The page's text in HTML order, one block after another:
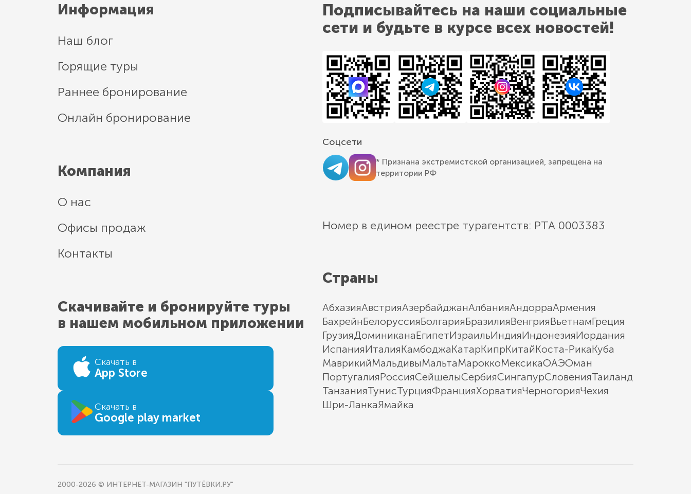
Информация
Наш блог
Горящие туры
Раннее бронирование
Онлайн бронирование
Компания
О нас
Офисы продаж
Контакты
Скачивайте и бронируйте туры
в нашем мобильном приложении
Скачать в
App Store
Скачать в
Google play market
Подписывайтесь на наши социальные
сети и будьте в курсе всех новостей!
Соцсети
* Признана экстремистской организацией, запрещена на
территории РФ
Номер в едином реестре турагентств: РТА 0003383
Страны
АбхазияАвстрияАзербайджанАлбанияАндорраАрмения
БахрейнБелоруссияБолгарияБразилияВенгрияВьетнамГреция
ГрузияДоминиканаЕгипетИзраильИндияИндонезияИордания
ИспанияИталияКамбоджаКатарКипрКитайКоста-РикаКуба
МаврикийМальдивыМальтаМароккоМексикаОАЭОман
ПортугалияРоссияСейшелыСербияСингапурСловенияТаиланд
ТанзанияТунисТурцияФранцияХорватияЧерногорияЧехия
Шри-ЛанкаЯмайка
2000-2026 © ИНТЕРНЕТ-МАГАЗИН "ПУТЁВКИ.РУ"